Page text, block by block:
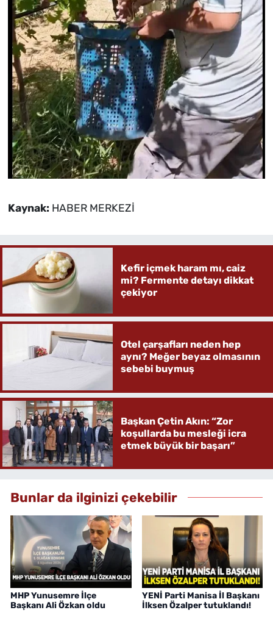
Kaynak: HABER MERKEZİ
Kefir içmek haram mı, caiz
mi? Fermente detayı dikkat
çekiyor
Otel çarşafları neden hep
aynı? Meğer beyaz olmasının
sebebi buymuş
Başkan Çetin Akın: “Zor
koşullarda bu mesleği icra
etmek büyük bir başarı”
Bunlar da ilginizi çekebilir
MHP Yunusemre İlçe
Başkanı Ali Özkan oldu
YENİ Parti Manisa İl Başkanı
İlksen Özalper tutuklandı!